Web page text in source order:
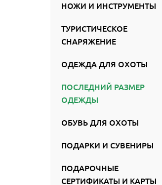
НОЖИ И ИНСТРУМЕНТЫ
ТУРИСТИЧЕСКОЕ
СНАРЯЖЕНИЕ
ОДЕЖДА ДЛЯ ОХОТЫ
ПОСЛЕДНИЙ РАЗМЕР
ОДЕЖДЫ
ОБУВЬ ДЛЯ ОХОТЫ
ПОДАРКИ И СУВЕНИРЫ
ПОДАРОЧНЫЕ
СЕРТИФИКАТЫ И КАРТЫ